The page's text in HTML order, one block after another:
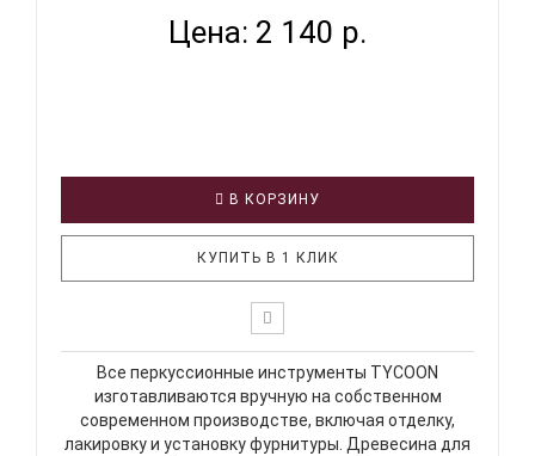
Цена: 2 140 р.
В КОРЗИНУ
КУПИТЬ В 1 КЛИК
Все перкуссионные инструменты TYCOON
изготавливаются вручную на собственном
современном производстве, включая отделку,
лакировку и установку фурнитуры. Древесина для